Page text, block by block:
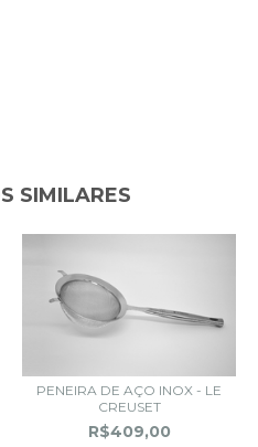
SIMILARES
PENEIRA DE AÇO INOX - LE
CREUSET
R$409,00